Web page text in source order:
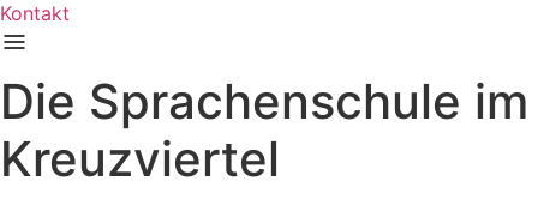
Kontakt
Die Sprachenschule im
Kreuzviertel